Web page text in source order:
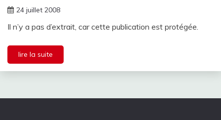
24 juillet 2008
Il n’y a pas d’extrait, car cette publication est protégée.
lire la suite